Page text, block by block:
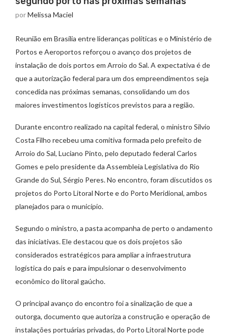
porMelissa Maciel
Reunião em Brasília entre lideranças políticas e o Ministério de
Portos e Aeroportos reforçou o avanço dos projetos de
instalação de dois portos em Arroio do Sal. A expectativa é de
que a autorização federal para um dos empreendimentos seja
concedida nas próximas semanas, consolidando um dos
maiores investimentos logísticos previstos para a região.
Durante encontro realizado na capital federal, o ministro Silvio
Costa Filho recebeu uma comitiva formada pelo prefeito de
Arroio do Sal, Luciano Pinto, pelo deputado federal Carlos
Gomes e pelo presidente da Assembleia Legislativa do Rio
Grande do Sul, Sérgio Peres. No encontro, foram discutidos os
projetos do Porto Litoral Norte e do Porto Meridional, ambos
planejados para o município.
Segundo o ministro, a pasta acompanha de perto o andamento
das iniciativas. Ele destacou que os dois projetos são
considerados estratégicos para ampliar a infraestrutura
logística do país e para impulsionar o desenvolvimento
econômico do litoral gaúcho.
O principal avanço do encontro foi a sinalização de que a
outorga, documento que autoriza a construção e operação de
instalações portuárias privadas, do Porto Litoral Norte pode